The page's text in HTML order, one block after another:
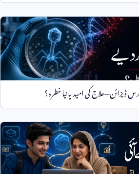
ڈیزائن—علاج کی امید یا نیا خطرہ؟